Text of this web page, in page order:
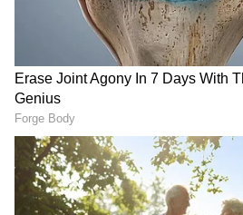
తొలగించి మోహన్ బాబుని ఆ పాత్ర